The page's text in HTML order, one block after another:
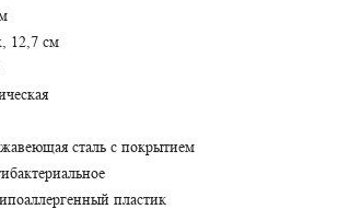
12,7 см
сталь с покрытием
пластик